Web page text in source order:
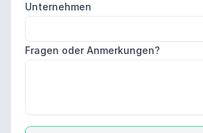
Unternehmen
Fragen oder Anmerkungen?